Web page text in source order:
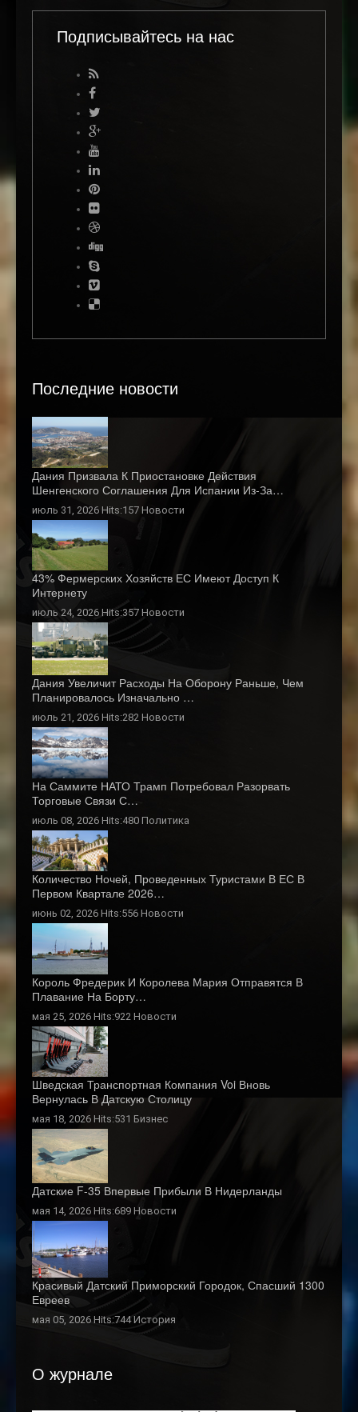
Подписывайтесь на нас
Последние новости
Дания Призвала К Приостановке Действия
Шенгенского Соглашения Для Испании Из-За…
июль 31, 2026 Hits:157 Новости
43% Фермерских Хозяйств ЕС Имеют Доступ К
Интернету
июль 24, 2026 Hits:357 Новости
Дания Увеличит Расходы На Оборону Раньше, Чем
Планировалось Изначально …
июль 21, 2026 Hits:282 Новости
На Саммите НАТО Трамп Потребовал Разорвать
Торговые Связи С…
июль 08, 2026 Hits:480 Политика
Количество Ночей, Проведенных Туристами В ЕС В
Первом Квартале 2026…
июнь 02, 2026 Hits:556 Новости
Король Фредерик И Королева Мария Отправятся В
Плавание На Борту…
мая 25, 2026 Hits:922 Новости
Шведская Транспортная Компания Voi Вновь
Вернулась В Датскую Столицу
мая 18, 2026 Hits:531 Бизнес
Датские F-35 Впервые Прибыли В Нидерланды
мая 14, 2026 Hits:689 Новости
Красивый Датский Приморский Городок, Спасший 1300
Евреев
мая 05, 2026 Hits:744 История
О журнале